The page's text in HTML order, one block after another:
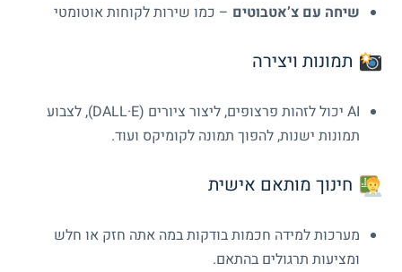
שיחה עם צ’אטבוטים – כמו שירות לקוחות אוטומטי
תמונות ויצירה
AI יכול לזהות פרצופים, ליצור ציורים (DALL·E), לצבוע
תמונות ישנות, להפוך תמונה לקומיקס ועוד.
חינוך מותאם אישית
מערכות למידה חכמות בודקות במה אתה חזק או חלש
ומציעות תרגולים בהתאם.